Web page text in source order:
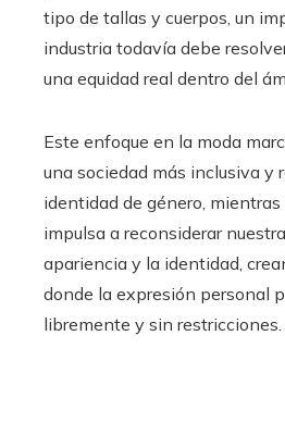
tipo de tallas y cuerpos, un
industria todavía debe
una equidad real dentro del
Este enfoque en la moda
una sociedad más inclusiva y
identidad de género, mientras
impulsa a reconsiderar
apariencia y la identidad,
donde la expresión personal
libremente y sin restricciones.